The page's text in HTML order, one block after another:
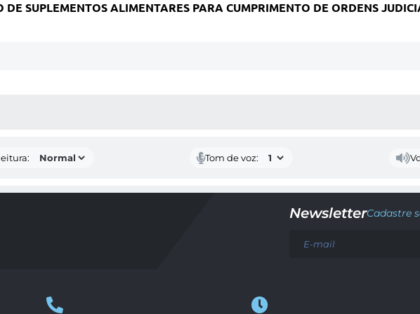
SUPLEMENTOS ALIMENTARES PARA CUMPRIMENTO DE ORDENS
Tom de voz:
NewsletterCadastre